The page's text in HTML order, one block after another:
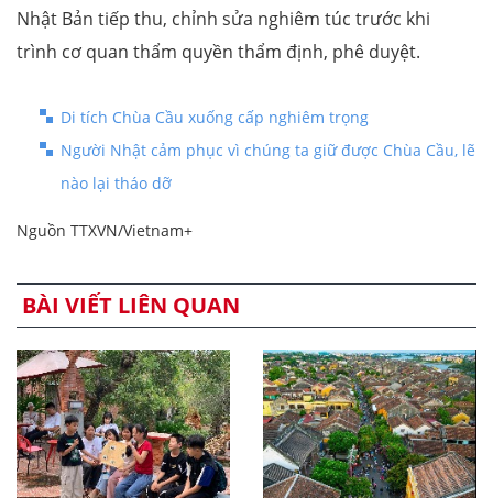
Nhật Bản tiếp thu, chỉnh sửa nghiêm túc trước khi
trình cơ quan thẩm quyền thẩm định, phê duyệt.
Di tích Chùa Cầu xuống cấp nghiêm trọng
Người Nhật cảm phục vì chúng ta giữ được Chùa Cầu, lẽ
nào lại tháo dỡ
Nguồn TTXVN/Vietnam+
BÀI VIẾT LIÊN QUAN